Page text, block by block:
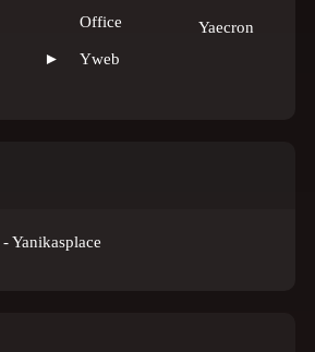
Office
► Yweb
Yaecron
- Yanikasplace